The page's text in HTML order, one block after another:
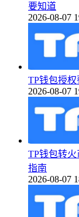
要知道
2026-08-07
TP钱包授
2026-08-07
TP钱包转
指南
2026-08-07